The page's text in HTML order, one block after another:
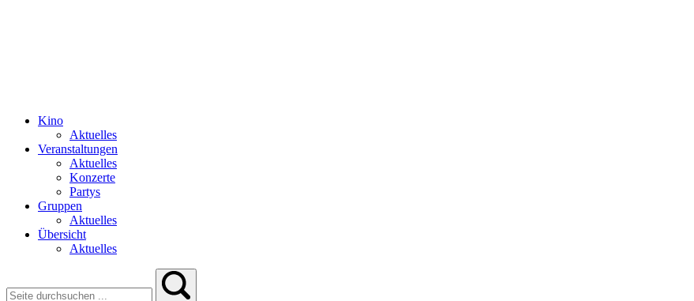
Kino
Aktuelles
Veranstaltungen
Aktuelles
Konzerte
Partys
Gruppen
Aktuelles
Übersicht
Aktuelles